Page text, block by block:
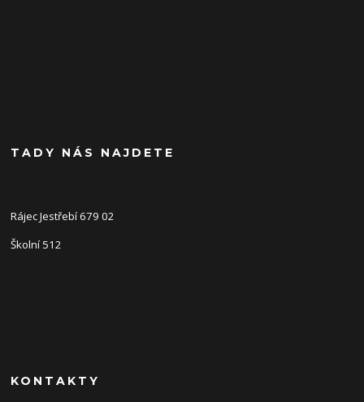
TADY NÁS NAJDETE
Rájec Jestřebí 679 02
Školní 512
KONTAKTY